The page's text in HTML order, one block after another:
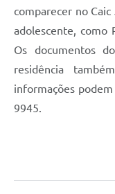
comparecer no
adolescente, como
Os documentos
residência
informações
9945.